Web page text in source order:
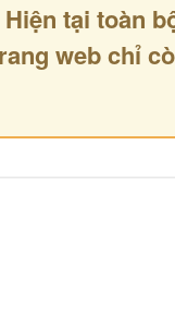
Hiện tại toàn
web chỉ